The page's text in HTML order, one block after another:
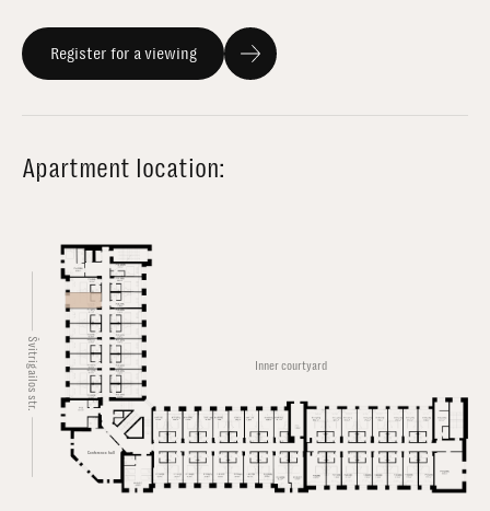
Apartment location:
Švitrigailos str. Inner courtyard
Conference hall
Register for a viewing